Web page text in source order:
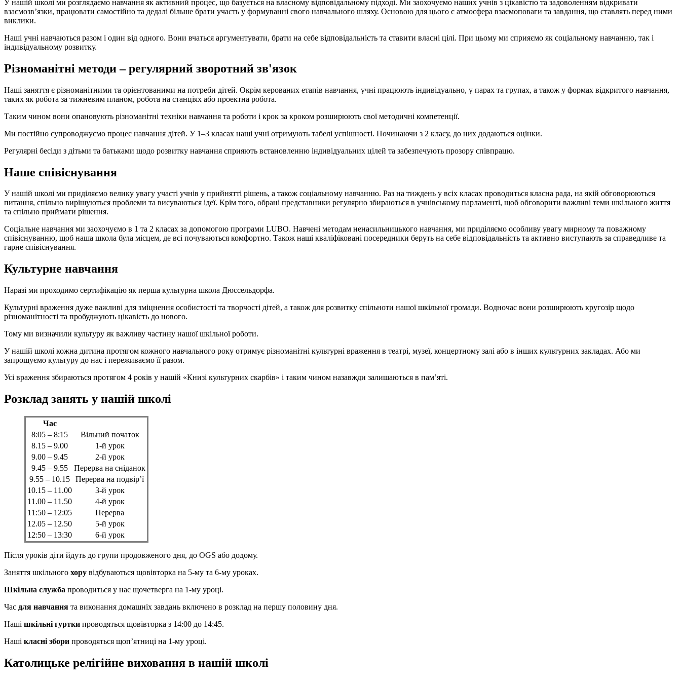
У нашій школі ми розглядаємо навчання як активний процес, що базується на власному відповідальному підході. Ми заохочуємо наших учнів з цікавістю та задоволенням відкривати
взаємозв’язки, працювати самостійно та дедалі більше брати участь у формуванні свого навчального шляху. Основою для цього є атмосфера взаємоповаги та завдання, що ставлять перед ними
виклики.
Наші учні навчаються разом і один від одного. Вони вчаться аргументувати, брати на себе відповідальність та ставити власні цілі. При цьому ми сприяємо як соціальному навчанню, так і
індивідуальному розвитку.
Різноманітні методи – регулярний зворотний зв'язок
Наші заняття є різноманітними та орієнтованими на потреби дітей. Окрім керованих етапів навчання, учні працюють індивідуально, у парах та групах, а також у формах відкритого навчання,
таких як робота за тижневим планом, робота на станціях або проектна робота.
Таким чином вони опановують різноманітні техніки навчання та роботи і крок за кроком розширюють свої методичні компетенції.
Ми постійно супроводжуємо процес навчання дітей. У 1–3 класах наші учні отримують табелі успішності. Починаючи з 2 класу, до них додаються оцінки.
Регулярні бесіди з дітьми та батьками щодо розвитку навчання сприяють встановленню індивідуальних цілей та забезпечують прозору співпрацю.
Наше співіснування
У нашій школі ми приділяємо велику увагу участі учнів у прийнятті рішень, а також соціальному навчанню. Раз на тиждень у всіх класах проводиться класна рада, на якій обговорюються
питання, спільно вирішуються проблеми та висуваються ідеї. Крім того, обрані представники регулярно збираються в учнівському парламенті, щоб обговорити важливі теми шкільного життя
та спільно приймати рішення.
Соціальне навчання ми заохочуємо в 1 та 2 класах за допомогою програми LUBO. Навчені методам ненасильницького навчання, ми приділяємо особливу увагу мирному та поважному
співіснуванню, щоб наша школа була місцем, де всі почуваються комфортно. Також наші кваліфіковані посередники беруть на себе відповідальність та активно виступають за справедливе та
гарне співіснування.
Культурне навчання
Наразі ми проходимо сертифікацію як перша культурна школа Дюссельдорфа.
Культурні враження дуже важливі для зміцнення особистості та творчості дітей, а також для розвитку спільноти нашої шкільної громади. Водночас вони розширюють кругозір щодо
різноманітності та пробуджують цікавість до нового.
Тому ми визначили культуру як важливу частину нашої шкільної роботи.
У нашій школі кожна дитина протягом кожного навчального року отримує різноманітні культурні враження в театрі, музеї, концертному залі або в інших культурних закладах. Або ми
запрошуємо культуру до нас і переживаємо її разом.
Усі враження збираються протягом 4 років у нашій «Книзі культурних скарбів» і таким чином назавжди залишаються в пам’яті.
Розклад занять у нашій школі
Час
8:05 – 8:15
Вільний початок
8.15 – 9.00
1-й урок
9.00 – 9.45
2-й урок
9.45 – 9.55
Перерва на сніданок
9.55 – 10.15
Перерва на подвір’ї
10.15 – 11.00
3-й урок
11.00 – 11.50
4-й урок
11:50 – 12:05
Перерва
12.05 – 12.50
5-й урок
12:50 – 13:30
6-й урок
Після уроків діти йдуть до групи продовженого дня, до OGS або додому.
Заняття шкільного хору відбуваються щовівторка на 5-му та 6-му уроках.
Шкільна служба проводиться у нас щочетверга на 1-му уроці.
Час для навчання та виконання домашніх завдань включено в розклад на першу половину дня.
Наші шкільні гуртки проводяться щовівторка з 14:00 до 14:45.
Наші класні збори проводяться щоп’ятниці на 1-му уроці.
Католицьке релігійне виховання в нашій школі